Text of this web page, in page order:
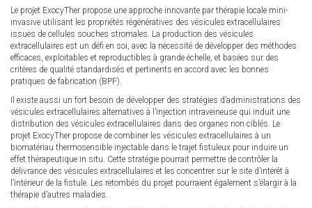
Le projet ExocyTher propose une approche innovante par thérapie locale mini-
invasive utilisant les propriétés régénératives des vésicules extracellulaires
issues de cellules souches stromales. La production des vésicules
extracellulaires est un défi en soi, avec la nécessité de développer des méthodes
efficaces, exploitables et reproductibles à grande échelle, et basées sur des
critères de qualité standardisés et pertinents en accord avec les bonnes
pratiques de fabrication (BPF).
Il existe aussi un fort besoin de développer des stratégies d’administrations des
vésicules extracellulaires alternatives à l’injection intraveineuse qui induit une
distribution des vésicules extracellulaires dans des organes non ciblés. Le
projet ExocyTher propose de combiner les vésicules extracellulaires à un
biomatériau thermosensible injectable dans le trajet fistuleux pour induire un
effet thérapeutique in situ. Cette stratégie pourrait permettre de contrôler la
délivrance des vésicules extracellulaires et les concentrer sur le site d’intérêt à
l’intérieur de la fistule. Les retombés du projet pourraient également s’élargir à la
thérapie d’autres maladies.